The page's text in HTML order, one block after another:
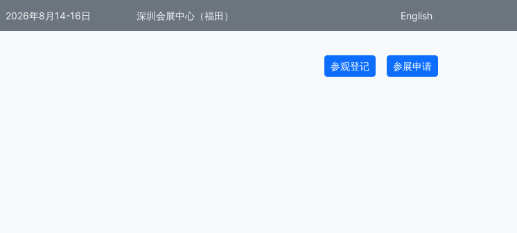
2026年8月14-16日 深圳会展中心（福田） English
参观登记 参展申请